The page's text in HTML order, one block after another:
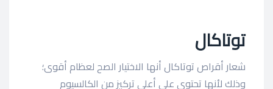
توتاكال
شعار أقراص توتاكال أنها الاختيار الصح لعظام أقوى؛
وذلك لأنها تحتوى على أعلى تركيز من الكالسيوم